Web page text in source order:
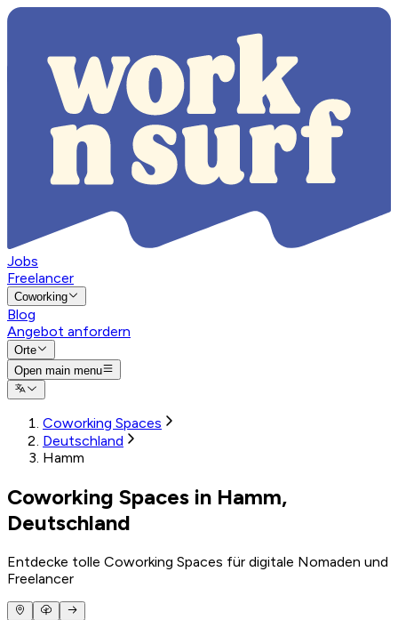
Jobs
Freelancer
Coworking
Blog
Angebot anfordern
Orte
Open main menu
Coworking Spaces
Deutschland
Hamm
Coworking Spaces in Hamm,
Deutschland
Entdecke tolle Coworking Spaces für digitale Nomaden und
Freelancer